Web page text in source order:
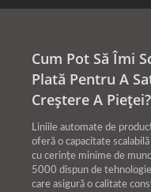
Cum Pot Să Îmi
Plată Pentru A
Creștere A Pieței?
Liniile automate de
oferă o capacitate
cu cerințe minime de
5000 dispun de
care asigură o calitate